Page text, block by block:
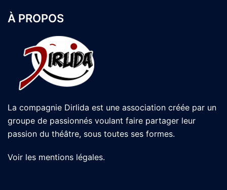
À PROPOS
La compagnie Dirlida est une association créée par un
groupe de passionnés voulant faire partager leur
passion du théâtre, sous toutes ses formes.
Voir les mentions légales.